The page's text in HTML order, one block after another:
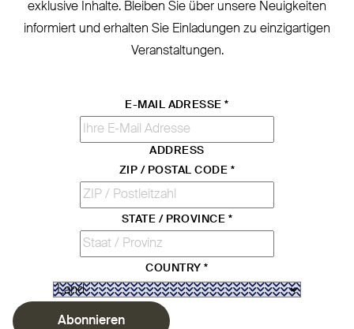
exklusive Inhalte. Bleiben Sie über unsere Neu­igkeiten
informiert und erhalten Sie Ein­ladungen zu ein­zig­artigen
Veranstaltungen.
E-MAIL ADRESSE*
ADDRESS
ZIP / POSTAL CODE *
STATE / PROVINCE *
COUNTRY*
Abonnieren